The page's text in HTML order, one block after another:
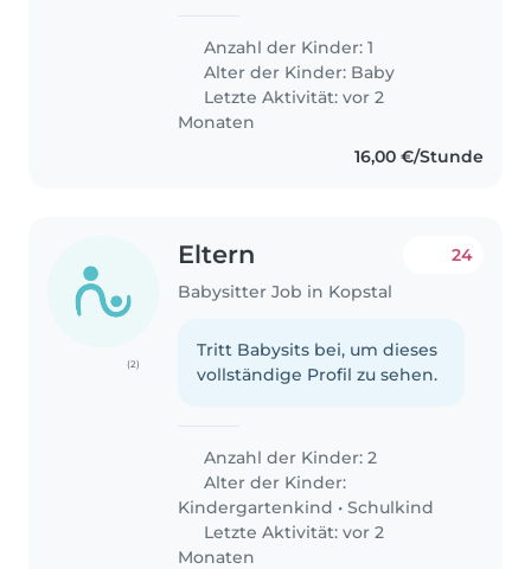
Anzahl der Kinder: 1
Alter der Kinder: Baby
Letzte Aktivität: vor 2
Monaten
16,00 €/Stunde
(2)
Eltern
Babysitter Job in Kopstal
24
Tritt Babysits bei, um dieses
vollständige Profil zu sehen.
Anzahl der Kinder: 2
Alter der Kinder:
Kindergartenkind •Schulkind
Letzte Aktivität: vor 2
Monaten